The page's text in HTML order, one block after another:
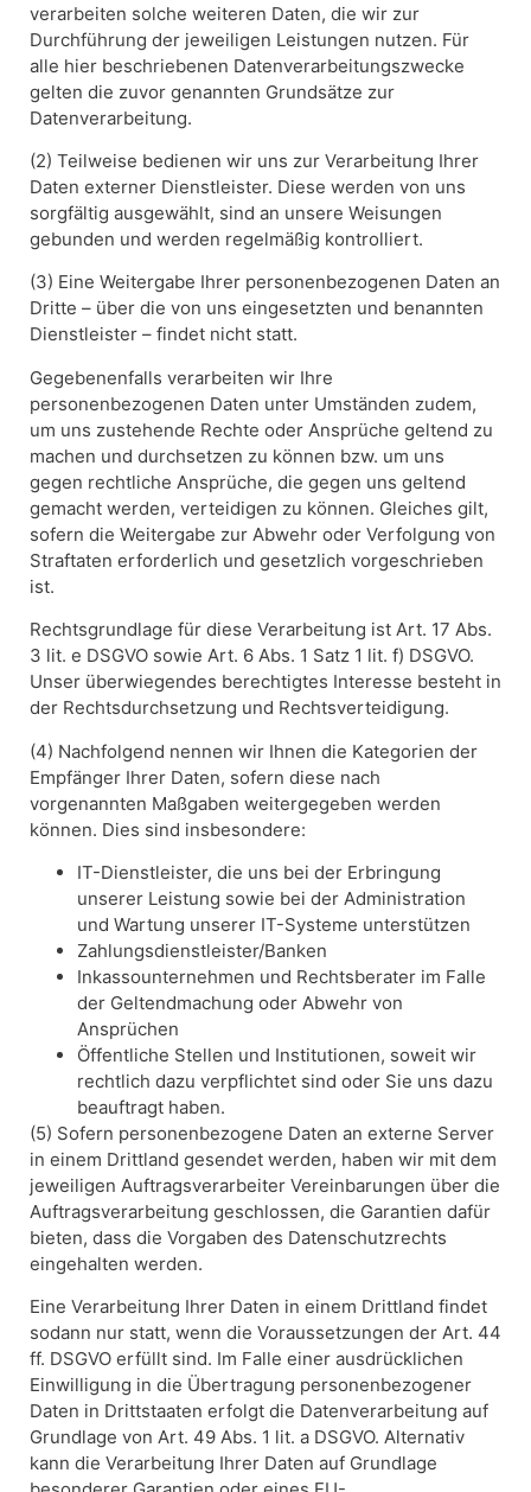
verarbeiten solche weiteren Daten, die wir zur
Durchführung der jeweiligen Leistungen nutzen. Für
alle hier beschriebenen Datenverarbeitungszwecke
gelten die zuvor genannten Grundsätze zur
Datenverarbeitung.
(2) Teilweise bedienen wir uns zur Verarbeitung Ihrer
Daten externer Dienstleister. Diese werden von uns
sorgfältig ausgewählt, sind an unsere Weisungen
gebunden und werden regelmäßig kontrolliert.
(3) Eine Weitergabe Ihrer personenbezogenen Daten an
Dritte – über die von uns eingesetzten und benannten
Dienstleister – findet nicht statt.
Gegebenenfalls verarbeiten wir Ihre
personenbezogenen Daten unter Umständen zudem,
um uns zustehende Rechte oder Ansprüche geltend zu
machen und durchsetzen zu können bzw. um uns
gegen rechtliche Ansprüche, die gegen uns geltend
gemacht werden, verteidigen zu können. Gleiches gilt,
sofern die Weitergabe zur Abwehr oder Verfolgung von
Straftaten erforderlich und gesetzlich vorgeschrieben
ist.
Rechtsgrundlage für diese Verarbeitung ist Art. 17 Abs.
3 lit. e DSGVO sowie Art. 6 Abs. 1 Satz 1 lit. f) DSGVO.
Unser überwiegendes berechtigtes Interesse besteht in
der Rechtsdurchsetzung und Rechtsverteidigung.
(4) Nachfolgend nennen wir Ihnen die Kategorien der
Empfänger Ihrer Daten, sofern diese nach
vorgenannten Maßgaben weitergegeben werden
können. Dies sind insbesondere:
IT-Dienstleister, die uns bei der Erbringung
unserer Leistung sowie bei der Administration
und Wartung unserer IT-Systeme unterstützen
Zahlungsdienstleister/Banken
Inkassounternehmen und Rechtsberater im Falle
der Geltendmachung oder Abwehr von
Ansprüchen
Öffentliche Stellen und Institutionen, soweit wir
rechtlich dazu verpflichtet sind oder Sie uns dazu
beauftragt haben.
(5) Sofern personenbezogene Daten an externe Server
in einem Drittland gesendet werden, haben wir mit dem
jeweiligen Auftragsverarbeiter Vereinbarungen über die
Auftragsverarbeitung geschlossen, die Garantien dafür
bieten, dass die Vorgaben des Datenschutzrechts
eingehalten werden.
Eine Verarbeitung Ihrer Daten in einem Drittland findet
sodann nur statt, wenn die Voraussetzungen der Art. 44
ff. DSGVO erfüllt sind. Im Falle einer ausdrücklichen
Einwilligung in die Übertragung personenbezogener
Daten in Drittstaaten erfolgt die Datenverarbeitung auf
Grundlage von Art. 49 Abs. 1 lit. a DSGVO. Alternativ
kann die Verarbeitung Ihrer Daten auf Grundlage